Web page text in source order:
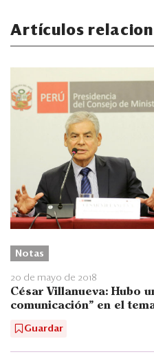
Artículos
Notas
20 de mayo de 2018
César Villanueva: Hubo
comunicación" en el
Guardar